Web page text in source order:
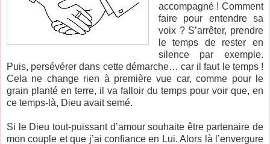
accompagné ! Comment
faire pour entendre sa
voix ? S’arrêter, prendre
le temps de rester en
silence par exemple.
Puis, persévérer dans cette démarche… car il faut le temps !
Cela ne change rien à première vue car, comme pour le
grain planté en terre, il va falloir du temps pour voir que, en
ce temps-là, Dieu avait semé.
Si le Dieu tout-puissant d’amour souhaite être partenaire de
mon couple et que j’ai confiance en Lui. Alors là l’envergure